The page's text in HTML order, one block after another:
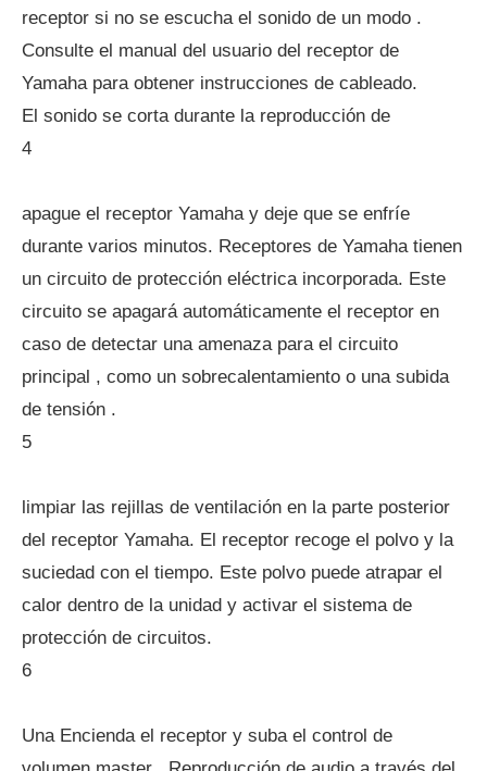
receptor si no se escucha el sonido de un modo .
Consulte el manual del usuario del receptor de
Yamaha para obtener instrucciones de cableado.
El sonido se corta durante la reproducción de
4
apague el receptor Yamaha y deje que se enfríe
durante varios minutos. Receptores de Yamaha tienen
un circuito de protección eléctrica incorporada. Este
circuito se apagará automáticamente el receptor en
caso de detectar una amenaza para el circuito
principal , como un sobrecalentamiento o una subida
de tensión .
5
limpiar las rejillas de ventilación en la parte posterior
del receptor Yamaha. El receptor recoge el polvo y la
suciedad con el tiempo. Este polvo puede atrapar el
calor dentro de la unidad y activar el sistema de
protección de circuitos.
6
Una Encienda el receptor y suba el control de